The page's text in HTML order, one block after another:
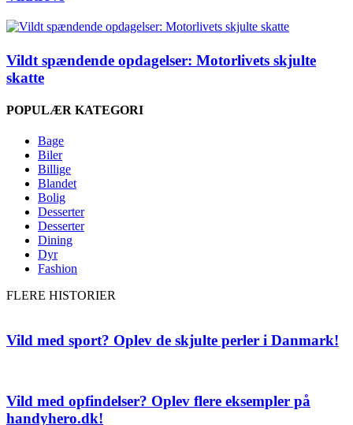
Vildt spændende opdagelser: Motorlivets skjulte
skatte
POPULÆR KATEGORI
Bage
Biler
Billige
Blandet
Bolig
Desserter
Desserter
Dining
Dyr
Fashion
FLERE HISTORIER
Vild med sport? Oplev de skjulte perler i Danmark!
Vild med opfindelser? Oplev flere eksempler på
handyhero.dk!